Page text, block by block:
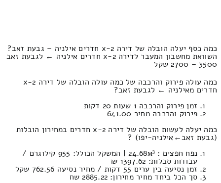
כמה כסף יעלה הובלה של דירה 2-x חדרים אילניה – גבעת זאב?
השוואת מחשבון המעבר לדירה 2-x חדרים אילניה ← לגבעת זאב
3500 – 2700 שקל
כמה עולה פירוק והרכבה של כמה עולה הובלה של דירה 2-x
חדרים מאילניה ← לגבעת זאב?
זמן פירוק והרכבה 1 שעות 20 דקות
פירוק והרכבה מחיר 641.00
כמה יעלה לעשות הובלה של דירה 2-x חדרים במחירון הובלות
(גבעת זאב‎←‏אילניה-יפו) ?
נפח חפצים : 24.68м³ | המשקל הכולל: 955 קילוגרם /
עבודות סבלות: 1397.62 ₪
זמן נסיעה בין ערים 55 דקות / מחיר נסיעה 762.56 שקל
סך הכל ביחד מחיר מחירון: 2885.22 שח